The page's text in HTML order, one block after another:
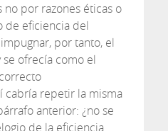
por razones éticas o
de eficiencia del
por tanto, el
ofrecía como el
cabría repetir la misma
anterior: ¿no se
de la eficiencia